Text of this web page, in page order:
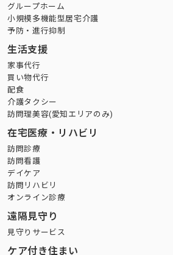
グループホーム
小規模多機能型居宅介護
予防・進行抑制
生活支援
家事代行
買い物代行
配食
介護タクシー
訪問理美容(愛知エリアのみ)
在宅医療・リハビリ
訪問診療
訪問看護
デイケア
訪問リハビリ
オンライン診療
遠隔見守り
見守りサービス
ケア付き住まい